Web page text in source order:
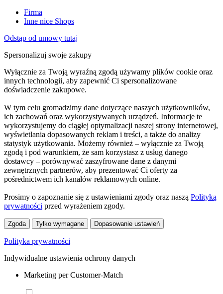
Firma
Inne nice Shops
Odstąp od umowy tutaj
Spersonalizuj swoje zakupy
Wyłącznie za Twoją wyraźną zgodą używamy plików cookie oraz
innych technologii, aby zapewnić Ci spersonalizowane
doświadczenie zakupowe.
W tym celu gromadzimy dane dotyczące naszych użytkowników,
ich zachowań oraz wykorzystywanych urządzeń. Informacje te
wykorzystujemy do ciągłej optymalizacji naszej strony internetowej,
wyświetlania dopasowanych reklam i treści, a także do analizy
statystyk użytkowania. Możemy również – wyłącznie za Twoją
zgodą i pod warunkiem, że sam korzystasz z usług danego
dostawcy – porównywać zaszyfrowane dane z danymi
zewnętrznych partnerów, aby prezentować Ci oferty za
pośrednictwem ich kanałów reklamowych online.
Prosimy o zapoznanie się z ustawieniami zgody oraz naszą Polityką
prywatności przed wyrażeniem zgody.
Zgoda Tylko wymagane Dopasowanie ustawień
Polityka prywatności
Indywidualne ustawienia ochrony danych
Marketing per Customer-Match